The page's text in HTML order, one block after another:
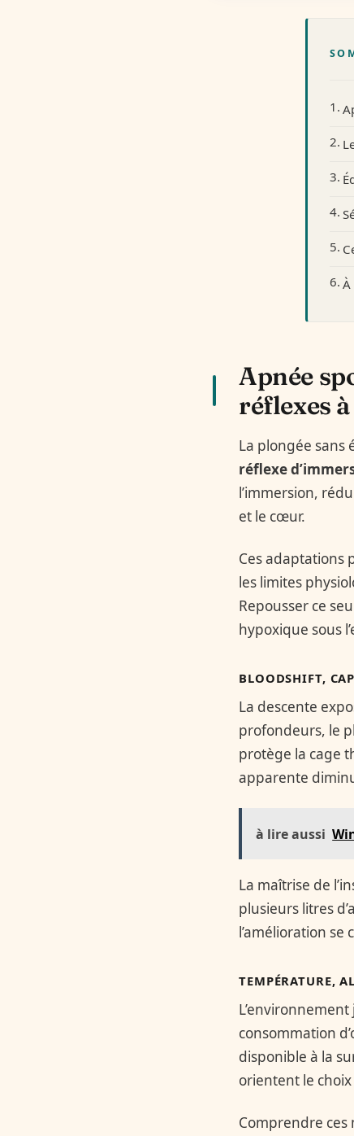
À
Apnée
réflexes
La plongée sans
réflexe
l’immersion,
et le cœur.
Ces adaptations
les limites
Repousser ce
hypoxique sous
BLOODSHIFT,
La descente
profondeurs, le
protège la cage
apparente
à lire aussi
La maîtrise de
plusieurs litres
l’amélioration se
TEMPÉRATURE,
consommation
disponible à la
orientent le
Comprendre ces